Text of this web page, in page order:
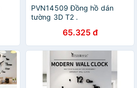
PVN14509 Đồng hồ dán
tường 3D T2 .
65.325 đ